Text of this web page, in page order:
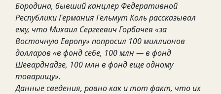
Бородина, бывший канцлер Федеративной
Республики Германия Гельмут Коль рассказывал
ему, что Михаил Сергеевич Горбачев «за
Восточную Европу» попросил 100 миллионов
долларов «в фонд себе, 100 млн — в фонд
Шеварднадзе, 100 млн в фонд еще одному
товарищу».
Данные сведения, равно как и тот факт, что их